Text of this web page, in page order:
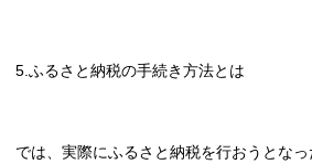
5.ふるさと納税の手続き方法とは
では、実際にふるさと納税を行おうとな